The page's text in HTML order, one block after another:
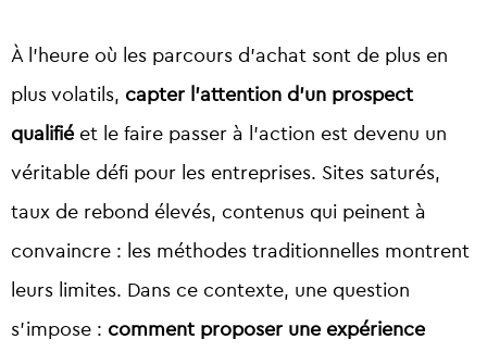
À l’heure où les parcours d’achat sont de plus en
plus volatils, capter l’attention d’un prospect
qualifié et le faire passer à l’action est devenu un
véritable défi pour les entreprises. Sites saturés,
taux de rebond élevés, contenus qui peinent à
convaincre : les méthodes traditionnelles montrent
leurs limites. Dans ce contexte, une question
s’impose : comment proposer une expérience